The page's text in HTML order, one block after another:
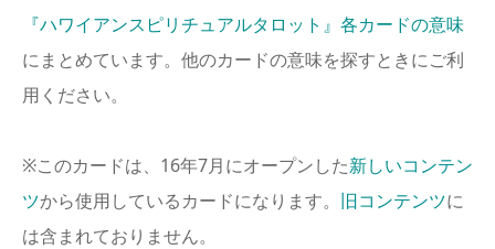
『ハワイアンスピリチュアルタロット』各カードの意味
にまとめています。他のカードの意味を探すときにご利
用ください。
※このカードは、16年7月にオープンした新しいコンテン
ツから使用しているカードになります。 旧コンテンツに
は含まれておりません。